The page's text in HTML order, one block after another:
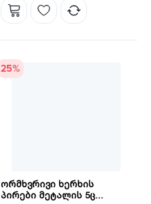
25%
ორმხვრივი ხერხის
პირები მეტალის 5ც